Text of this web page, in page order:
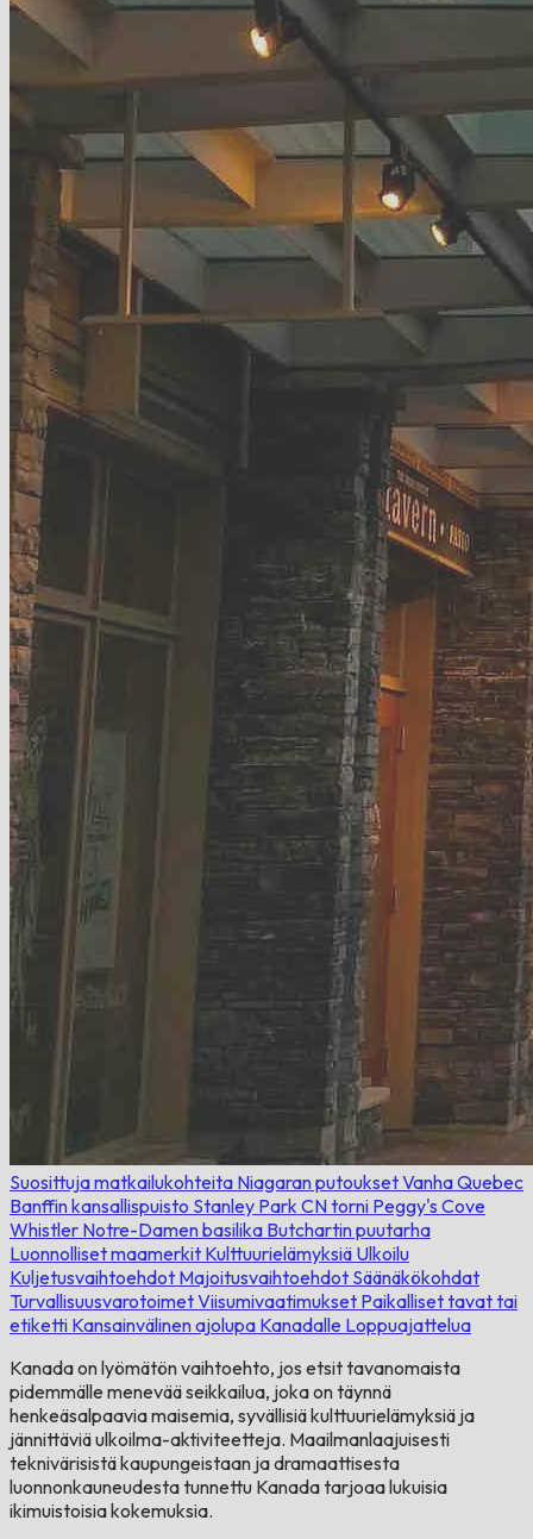
Suosittuja matkailukohteita Niagaran putouksetVanha Quebec
Banffin kansallispuisto Stanley Park CN torni Peggy's Cove
Whistler Notre-Damen basilika Butchartin puutarha
Luonnolliset maamerkit Kulttuurielämyksiä Ulkoilu
Kuljetusvaihtoehdot Majoitusvaihtoehdot Säänäkökohdat
TurvallisuusvarotoimetViisumivaatimukset Paikalliset tavat tai
etiketti Kansainvälinen ajolupa Kanadalle Loppuajattelua
Kanada on lyömätön vaihtoehto, jos etsit tavanomaista
pidemmälle menevää seikkailua, joka on täynnä
henkeäsalpaavia maisemia, syvällisiä kulttuurielämyksiä ja
jännittäviä ulkoilma-aktiviteetteja. Maailmanlaajuisesti
teknivärisistä kaupungeistaan ​​ja dramaattisesta
luonnonkauneudesta tunnettu Kanada tarjoaa lukuisia
ikimuistoisia kokemuksia.